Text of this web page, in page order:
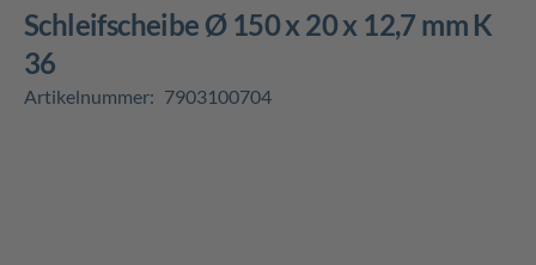
Schleifscheibe Ø 150 x 20 x 12,7 mm K
36
Artikelnummer: 7903100704